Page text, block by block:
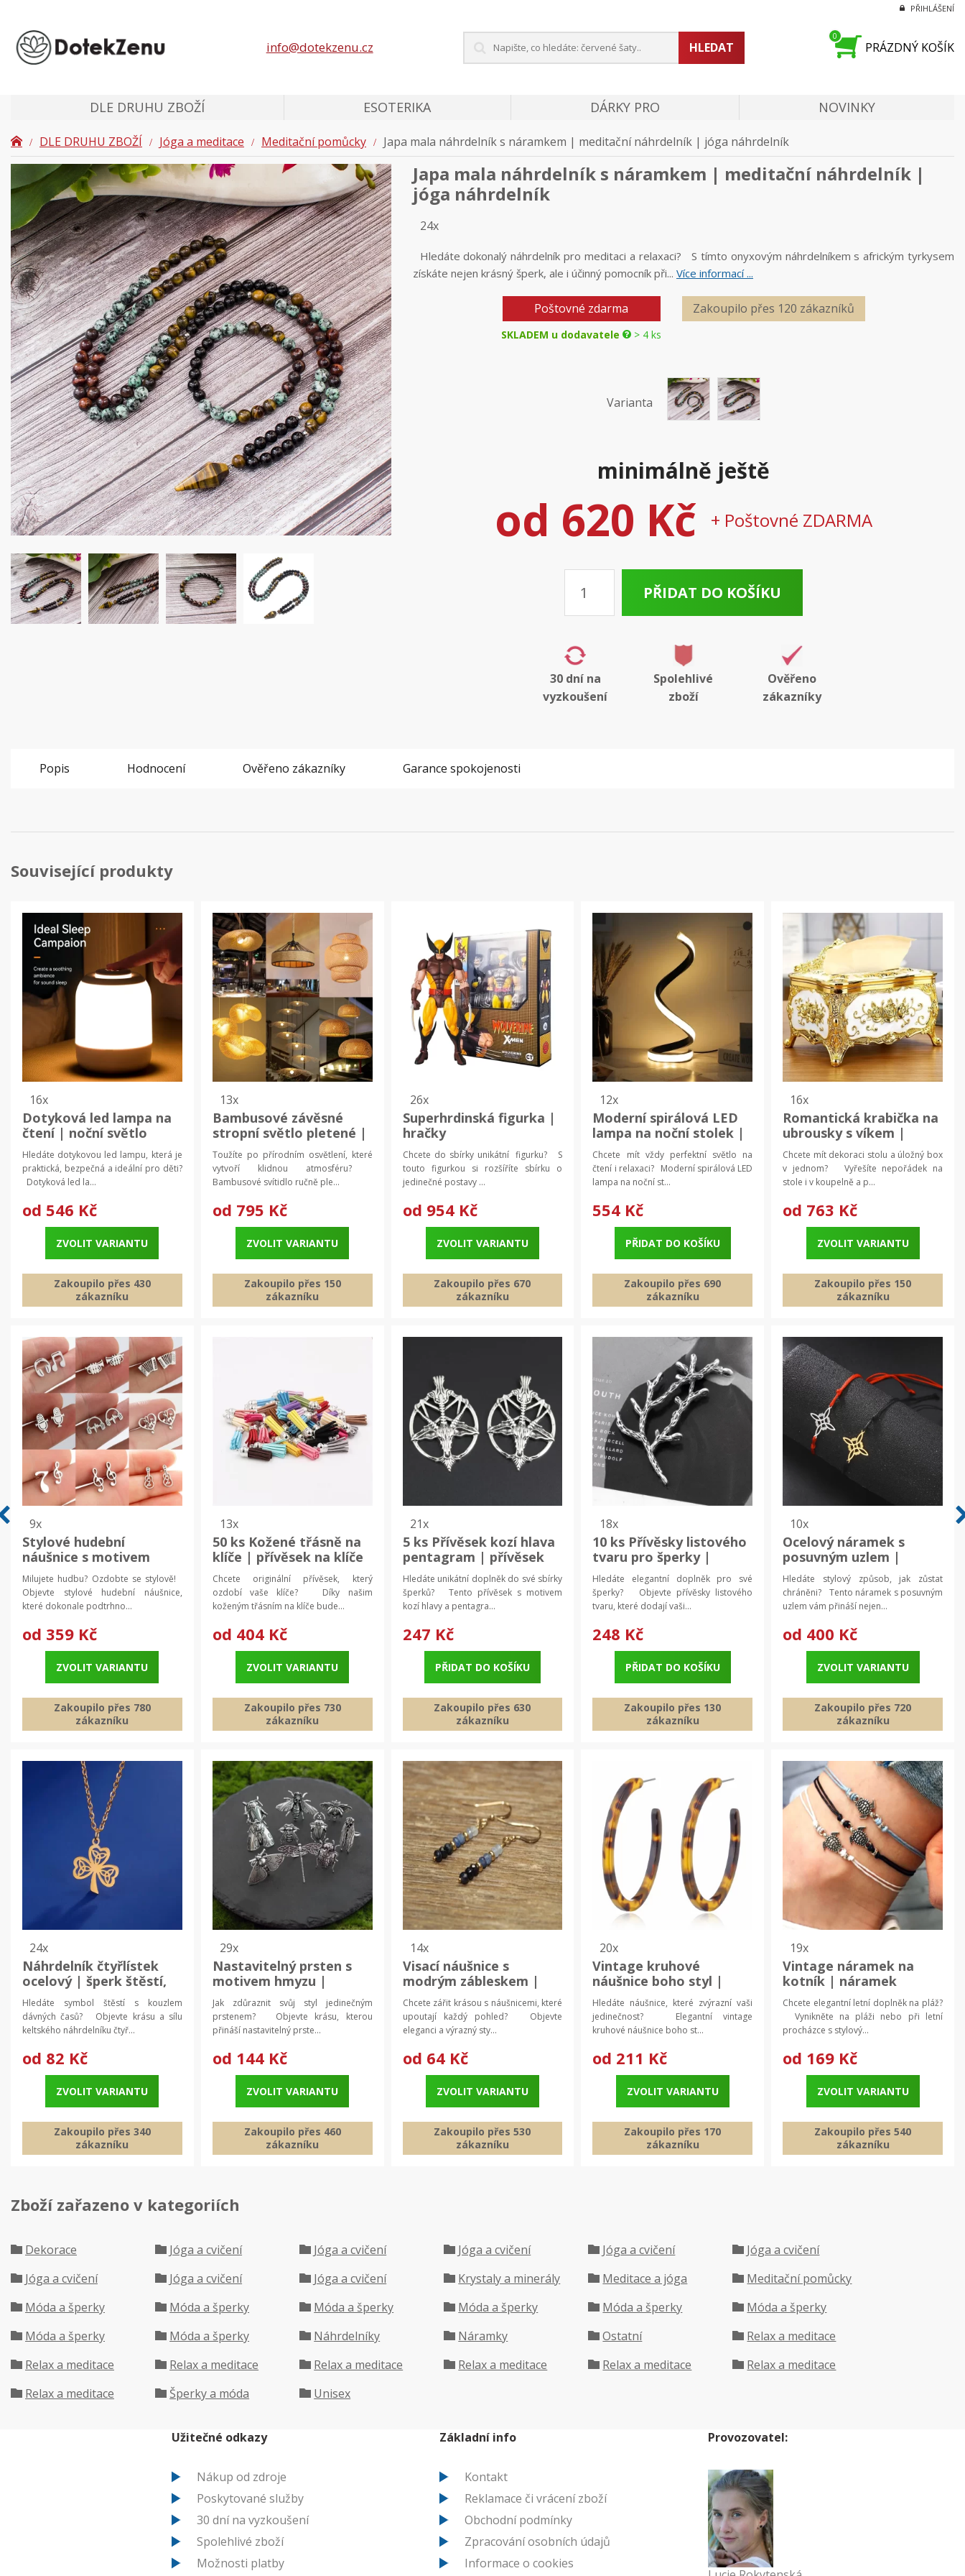
info@dotekzenu.cz HLEDAT
PŘIHLÁŠENÍ
0
PRÁZDNÝ KOŠÍK
DLE DRUHU ZBOŽÍ ESOTERIKA DÁRKY PRO NOVINKY
DLE DRUHU ZBOŽÍ Jóga a meditace Meditační pomůcky Japa mala náhrdelník s náramkem | meditační náhrdelník | jóga náhrdelník
Japa mala náhrdelník s náramkem | meditační náhrdelník |
jóga náhrdelník
24x
Hledáte dokonalý náhrdelník pro meditaci a relaxaci? S tímto onyxovým náhrdelníkem s africkým tyrkysem
získáte nejen krásný šperk, ale i účinný pomocník při... Více informací ...
Poštovné zdarma
SKLADEM u dodavatele > 4 ks
Zakoupilo přes 120 zákazníků
Varianta
minimálně ještě
od 620 Kč + Poštovné ZDARMA
PŘIDAT DO KOŠÍKU
30 dní na
vyzkoušení
Spolehlivé
zboží
Ověřeno
zákazníky
Popis Hodnocení Ověřeno zákazníky Garance spokojenosti
Související produkty
16x
Dotyková led lampa na
čtení | noční světlo
Hledáte dotykovou led lampu, která je
praktická, bezpečná a ideální pro děti?
Dotyková led la...
od 546 Kč
ZVOLIT VARIANTU
Zakoupilo přes 430
zákazníku
13x
Bambusové závěsné
stropní světlo pletené |
svítidlo
Toužíte po přírodním osvětlení, které
vytvoří klidnou atmosféru?
Bambusové svítidlo ručně ple...
od 795 Kč
ZVOLIT VARIANTU
Zakoupilo přes 150
zákazníku
26x
Superhrdinská figurka |
hračky
Chcete do sbírky unikátní figurku? S
touto figurkou si rozšíříte sbírku o
jedinečné postavy ...
od 954 Kč
ZVOLIT VARIANTU
Zakoupilo přes 670
zákazníku
12x
Moderní spirálová LED
lampa na noční stolek |
stolní lampa,
dekorativní osvětlení
Chcete mít vždy perfektní světlo na
čtení i relaxaci? Moderní spirálová LED
lampa na noční st...
554 Kč
PŘIDAT DO KOŠÍKU
Zakoupilo přes 690
zákazníku
16x
Romantická krabička na
ubrousky s víkem |
úložný box, dekorace
Chcete mít dekoraci stolu a úložný box
v jednom? Vyřešíte nepořádek na
stole i v koupelně a p...
od 763 Kč
ZVOLIT VARIANTU
Zakoupilo přes 150
zákazníku
9x
Stylové hudební
náušnice s motivem
nástrojů | dámské
náušnice, hudební dárek
Milujete hudbu? Ozdobte se stylově!
Objevte stylové hudební náušnice,
které dokonale podtrhno...
od 359 Kč
ZVOLIT VARIANTU
Zakoupilo přes 780
zákazníku
13x
50 ks Kožené třásně na
klíče | přívěsek na klíče
| třásně na výrobu
šperků
Chcete originální přívěsek, který
ozdobí vaše klíče? Díky našim
koženým třásním na klíče bude...
od 404 Kč
ZVOLIT VARIANTU
Zakoupilo přes 730
zákazníku
21x
5 ks Přívěsek kozí hlava
pentagram | přívěsek
na řetízek, ručně
vyráběné šperky |
satanistický šperk
Hledáte unikátní doplněk do své sbírky
šperků? Tento přívěsek s motivem
kozí hlavy a pentagra...
247 Kč
PŘIDAT DO KOŠÍKU
Zakoupilo přes 630
zákazníku
18x
10 ks Přívěsky listového
tvaru pro šperky |
šperkové komponenty |
handmade šperky |
komponent větev
Hledáte elegantní doplněk pro své
šperky? Objevte přívěsky listového
tvaru, které dodají vaši...
248 Kč
PŘIDAT DO KOŠÍKU
Zakoupilo přes 130
zákazníku
10x
Ocelový náramek s
posuvným uzlem |
dámský náramek |
ochranný amulet
Hledáte stylový způsob, jak zůstat
chráněni? Tento náramek s posuvným
uzlem vám přináší nejen...
od 400 Kč
ZVOLIT VARIANTU
Zakoupilo přes 720
zákazníku
24x
Náhrdelník čtyřlístek
ocelový | šperk štěstí,
keltský amulet
Hledáte symbol štěstí s kouzlem
dávných časů? Objevte krásu a sílu
keltského náhrdelníku čtyř...
od 82 Kč
ZVOLIT VARIANTU
Zakoupilo přes 340
zákazníku
29x
Nastavitelný prsten s
motivem hmyzu |
dámský prsten |
designový prsten
Jak zdůraznit svůj styl jedinečným
prstenem? Objevte krásu, kterou
přináší nastavitelný prste...
od 144 Kč
ZVOLIT VARIANTU
Zakoupilo přes 460
zákazníku
14x
Visací náušnice s
modrým zábleskem |
visací šperky | modré
náušnice
Chcete zářit krásou s náušnicemi, které
upoutají každý pohled? Objevte
eleganci a výrazný sty...
od 64 Kč
ZVOLIT VARIANTU
Zakoupilo přes 530
zákazníku
20x
Vintage kruhové
náušnice boho styl |
minimalistické šperky,
dámské náušnice
Hledáte náušnice, které zvýrazní vaši
jedinečnost? Elegantní vintage
kruhové náušnice boho st...
od 211 Kč
ZVOLIT VARIANTU
Zakoupilo přes 170
zákazníku
19x
Vintage náramek na
kotník | náramek
dámský, letní náramky
Chcete elegantní letní doplněk na pláž?
Vynikněte na pláži nebo při letní
procházce s stylový...
od 169 Kč
ZVOLIT VARIANTU
Zakoupilo přes 540
zákazníku
Zboží zařazeno v kategoriích
Dekorace Jóga a cvičení Jóga a cvičení Jóga a cvičení Jóga a cvičení
Jóga a cvičení
Jóga a cvičení
Jóga a cvičení Jóga a cvičení Krystaly a minerály Meditace a jóga
Meditační pomůcky
Móda a šperky
Móda a šperky Móda a šperky Móda a šperky Móda a šperky
Móda a šperky
Móda a šperky
Móda a šperky Náhrdelníky Náramky Ostatní
Relax a meditace
Relax a meditace
Relax a meditace Relax a meditace Relax a meditace Relax a meditace
Relax a meditace
Relax a meditace
Šperky a móda Unisex
Užitečné odkazy
Nákup od zdroje
Poskytované služby
30 dní na vyzkoušení
Spolehlivé zboží
Možnosti platby
Základní info
Kontakt
Reklamace či vrácení zboží
Obchodní podmínky
Zpracování osobních údajů
Informace o cookies
Provozovatel: